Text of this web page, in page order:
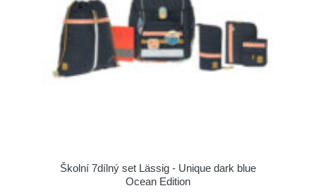
Školní 7dílný set Lässig - Unique dark blue
Ocean Edition